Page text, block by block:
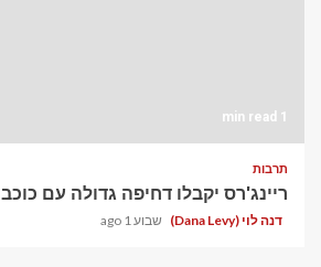
1 min read
תרבות
ריינג'רס יקבלו דחיפה גדולה עם כוכב SS אמור לחזור
דנה לוי (Dana Levy) שבוע 1 ago